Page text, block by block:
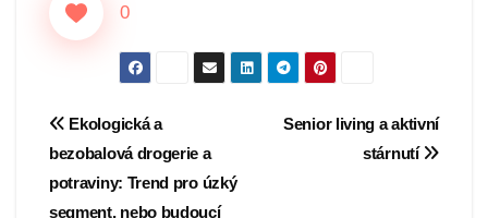
0
Navigace
pro
Senior living a aktivní
stárnutí
Ekologická a
bezobalová drogerie a
potraviny: Trend pro úzký
segment, nebo budoucí